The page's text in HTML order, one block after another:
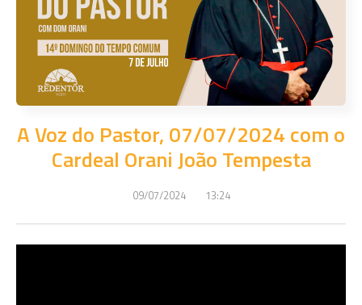
A Voz do Pastor, 07/07/2024 com o
Cardeal Orani João Tempesta
09/07/2024 13:24